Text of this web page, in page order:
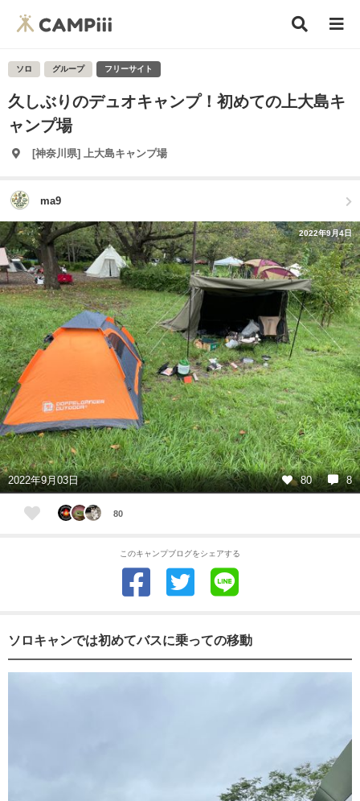
ソロ グループ フリーサイト
久しぶりのデュオキャンプ！初めての上大島キ
ャンプ場
[神奈川県] 上大島キャンプ場
ma9
2022年9月4日
2022年9月03日 80 8
80
このキャンプブログをシェアする
ソロキャンでは初めてバスに乗っての移動